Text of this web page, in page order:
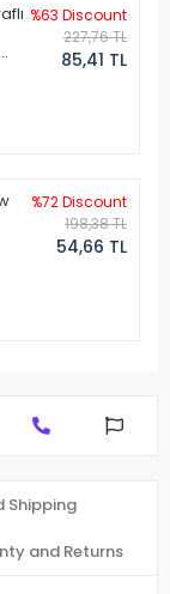
%63 Discount
227,76 TL
85,41 TL
%72 Discount
198,38 TL
54,66 TL
Shipping
and Returns